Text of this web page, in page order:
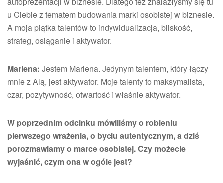
u Ciebie z tematem budowania marki osobistej w biznesie.
A moja piątka talentów to indywidualizacja, bliskość,
strateg, osiąganie i aktywator.
Marlena: Jestem Marlena. Jedynym talentem, który łączy
mnie z Alą, jest aktywator. Moje talenty to maksymalista,
czar, pozytywność, otwartość i właśnie aktywator.
W poprzednim odcinku mówiliśmy o robieniu
pierwszego wrażenia, o byciu autentycznym, a dziś
porozmawiamy o marce osobistej. Czy możecie
wyjaśnić, czym ona w ogóle jest?